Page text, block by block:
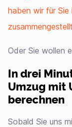
haben wir für Sie
zusammengestellt
Oder Sie wollen
In drei
Umzug mit
berechnen
Sobald Sie uns